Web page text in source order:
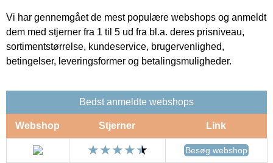
Vi har gennemgået de mest populære webshops og anmeldt
dem med stjerner fra 1 til 5 ud fra bl.a. deres prisniveau,
sortimentstørrelse, kundeservice, brugervenlighed,
betingelser, leveringsformer og betalingsmuligheder.
Bedst anmeldte webshops
Webshop Stjerner Link
Besøg webshop